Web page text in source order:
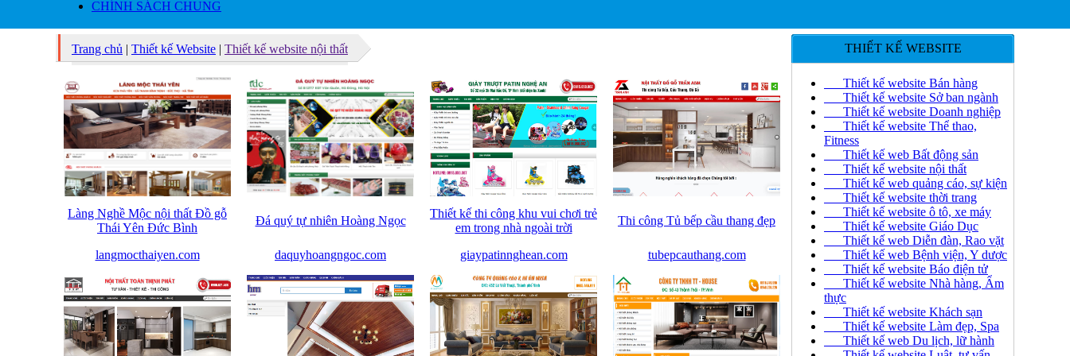
CHÍNH SÁCH CHUNG
Trang chủ | Thiết kế Website | Thiết kế website nội thất
Làng Nghề Mộc nội thất Đồ gỗ
Thái Yên Đức Bình
langmocthaiyen.com
Đá quý tự nhiên Hoàng Ngọc
daquyhoangngoc.com
Thiết kế thi công khu vui chơi trẻ
em trong nhà ngoài trời
giaypatinnghean.com
Thi công Tủ bếp cầu thang đẹp
tubepcauthang.com
THIẾT KẾ WEBSITE
Thiết kế website Bán hàng
Thiết kế website Sở ban ngành
Thiết kế website Doanh nghiệp
Thiết kế website Thể thao,
Fitness
Thiết kế web Bất động sản
Thiết kế website nội thất
Thiết kế web quảng cáo, sự kiện
Thiết kế website thời trang
Thiết kế website ô tô, xe máy
Thiết kế website Giáo Dục
Thiết kế web Diễn đàn, Rao vặt
Thiết kế web Bệnh viện, Y dược
Thiết kế website Báo điện tử
Thiết kế website Nhà hàng, Ẩm
thực
Thiết kế website Khách sạn
Thiết kế website Làm đẹp, Spa
Thiết kế web Du lịch, lữ hành